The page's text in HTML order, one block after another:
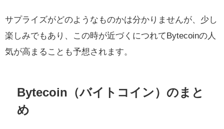
サプライズがどのようなものかは分かりませんが、少し
楽しみでもあり、この時が近づくにつれてBytecoinの人
気が高まることも予想されます。
Bytecoin（バイトコイン）のまと
め